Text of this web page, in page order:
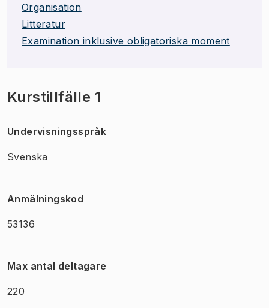
Organisation
Litteratur
Examination inklusive obligatoriska moment
Kurstillfälle 1
Undervisningsspråk
Svenska
Anmälningskod
53136
Max antal deltagare
220